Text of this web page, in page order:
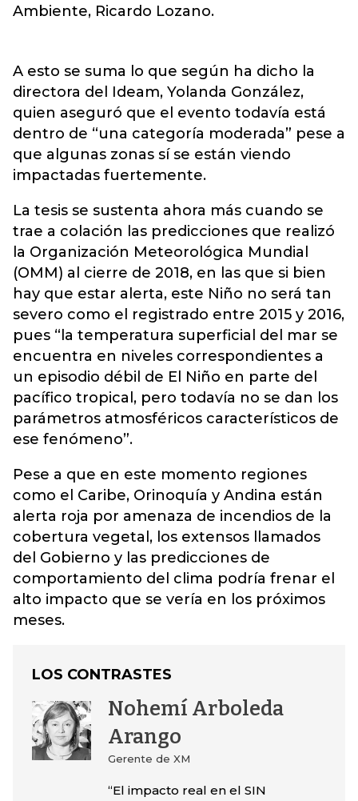
Ambiente, Ricardo Lozano.
A esto se suma lo que según ha dicho la
directora del Ideam, Yolanda González,
quien aseguró que el evento todavía está
dentro de “una categoría moderada” pese a
que algunas zonas sí se están viendo
impactadas fuertemente.
La tesis se sustenta ahora más cuando se
trae a colación las predicciones que realizó
la Organización Meteorológica Mundial
(OMM) al cierre de 2018, en las que si bien
hay que estar alerta, este Niño no será tan
severo como el registrado entre 2015 y 2016,
pues “la temperatura superficial del mar se
encuentra en niveles correspondientes a
un episodio débil de El Niño en parte del
pacífico tropical, pero todavía no se dan los
parámetros atmosféricos característicos de
ese fenómeno”.
Pese a que en este momento regiones
como el Caribe, Orinoquía y Andina están
alerta roja por amenaza de incendios de la
cobertura vegetal, los extensos llamados
del Gobierno y las predicciones de
comportamiento del clima podría frenar el
alto impacto que se vería en los próximos
meses.
LOS CONTRASTES
Nohemí Arboleda
Arango
Gerente de XM
“El impacto real en el SIN